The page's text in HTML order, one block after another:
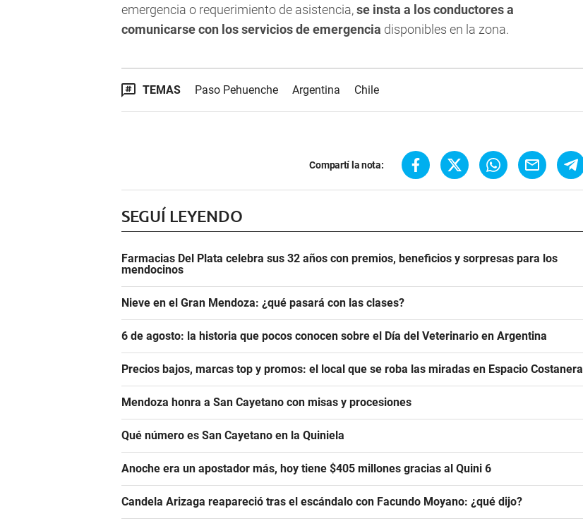
emergencia o requerimiento de asistencia,se insta a los conductores a
comunicarse con los servicios de emergencia disponibles en la zona.
TEMAS Paso Pehuenche Argentina Chile
Compartí la nota:
SEGUÍ LEYENDO
Farmacias Del Plata celebra sus 32 años con premios, beneficios y sorpresas para los
mendocinos
Nieve en el Gran Mendoza: ¿qué pasará con las clases?
6 de agosto: la historia que pocos conocen sobre el Día del Veterinario en Argentina
Precios bajos, marcas top y promos: el local que se roba las miradas en Espacio Costanera
Mendoza honra a San Cayetano con misas y procesiones
Qué número es San Cayetano en la Quiniela
Anoche era un apostador más, hoy tiene $405 millones gracias al Quini 6
Candela Arizaga reapareció tras el escándalo con Facundo Moyano: ¿qué dijo?